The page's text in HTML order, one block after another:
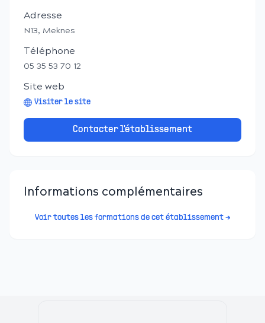
Adresse
N13, Meknes
Téléphone
05 35 53 70 12
Site web
Visiter le site
Contacter l'établissement
Informations complémentaires
Voir toutes les formations de cet établissement →